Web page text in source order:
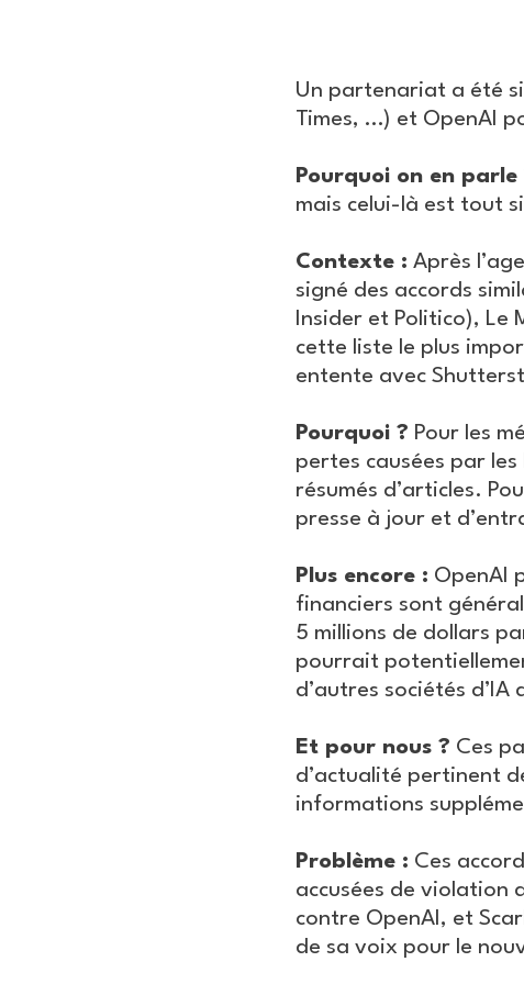
Un partenariat a été
Times, …) et OpenAI
Pourquoi on en parle
mais celui-là est tout
Contexte : Après
signé des accords
Insider et Politico), Le
cette liste le plus
entente avec
Pourquoi ? Pour les
pertes causées par
résumés d’articles.
presse à jour et
Plus encore : OpenAI
financiers sont
5 millions de dollars
pourrait
d’autres sociétés d’IA
Et pour nous ? Ces
d’actualité pertinent
informations
Problème : Ces
accusées de violation
contre OpenAI, et
de sa voix pour le